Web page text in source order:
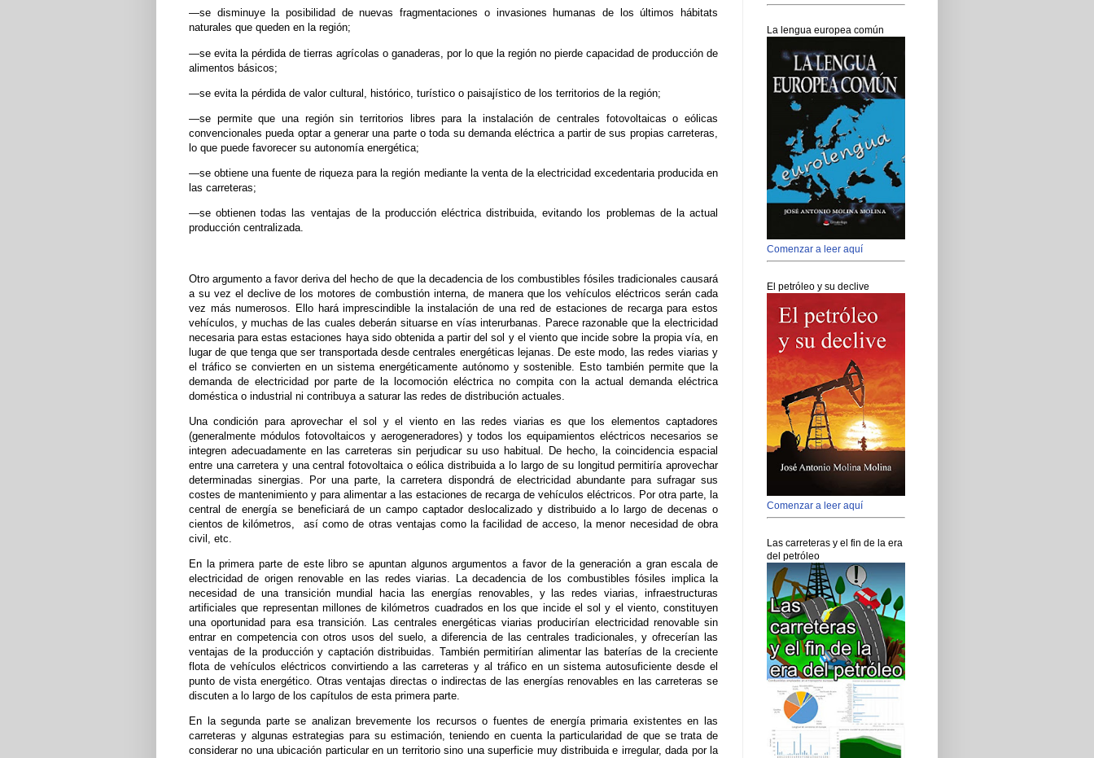
—se disminuye la posibilidad de nuevas fragmentaciones o invasiones humanas de los últimos hábitats
naturales que queden en la región;
—se evita la pérdida de tierras agrícolas o ganaderas, por lo que la región no pierde capacidad de producción de
alimentos básicos;
—se evita la pérdida de valor cultural, histórico, turístico o paisajístico de los territorios de la región;
—se permite que una región sin territorios libres para la instalación de centrales fotovoltaicas o eólicas
convencionales pueda optar a generar una parte o toda su demanda eléctrica a partir de sus propias carreteras,
lo que puede favorecer su autonomía energética;
—se obtiene una fuente de riqueza para la región mediante la venta de la electricidad excedentaria producida en
las carreteras;
—se obtienen todas las ventajas de la producción eléctrica distribuida, evitando los problemas de la actual
producción centralizada.
Otro argumento a favor deriva del hecho de que la decadencia de los combustibles fósiles tradicionales causará
a su vez el declive de los motores de combustión interna, de manera que los vehículos eléctricos serán cada
vez más numerosos. Ello hará imprescindible la instalación de una red de estaciones de recarga para estos
vehículos, y muchas de las cuales deberán situarse en vías interurbanas. Parece razonable que la electricidad
necesaria para estas estaciones haya sido obtenida a partir del sol y el viento que incide sobre la propia vía, en
lugar de que tenga que ser transportada desde centrales energéticas lejanas. De este modo, las redes viarias y
el tráfico se convierten en un sistema energéticamente autónomo y sostenible. Esto también permite que la
demanda de electricidad por parte de la locomoción eléctrica no compita con la actual demanda eléctrica
doméstica o industrial ni contribuya a saturar las redes de distribución actuales.
Una condición para aprovechar el sol y el viento en las redes viarias es que los elementos captadores
(generalmente módulos fotovoltaicos y aerogeneradores) y todos los equipamientos eléctricos necesarios se
integren adecuadamente en las carreteras sin perjudicar su uso habitual. De hecho, la coincidencia espacial
entre una carretera y una central fotovoltaica o eólica distribuida a lo largo de su longitud permitiría aprovechar
determinadas sinergias. Por una parte, la carretera dispondrá de electricidad abundante para sufragar sus
costes de mantenimiento y para alimentar a las estaciones de recarga de vehículos eléctricos. Por otra parte, la
central de energía se beneficiará de un campo captador deslocalizado y distribuido a lo largo de decenas o
cientos de kilómetros, así como de otras ventajas como la facilidad de acceso, la menor necesidad de obra
civil, etc.
En la primera parte de este libro se apuntan algunos argumentos a favor de la generación a gran escala de
electricidad de origen renovable en las redes viarias. La decadencia de los combustibles fósiles implica la
necesidad de una transición mundial hacia las energías renovables, y las redes viarias, infraestructuras
artificiales que representan millones de kilómetros cuadrados en los que incide el sol y el viento, constituyen
una oportunidad para esa transición. Las centrales energéticas viarias producirían electricidad renovable sin
entrar en competencia con otros usos del suelo, a diferencia de las centrales tradicionales, y ofrecerían las
ventajas de la producción y captación distribuidas. También permitirían alimentar las baterías de la creciente
flota de vehículos eléctricos convirtiendo a las carreteras y al tráfico en un sistema autosuficiente desde el
punto de vista energético. Otras ventajas directas o indirectas de las energías renovables en las carreteras se
discuten a lo largo de los capítulos de esta primera parte.
En la segunda parte se analizan brevemente los recursos o fuentes de energía primaria existentes en las
carreteras y algunas estrategias para su estimación, teniendo en cuenta la particularidad de que se trata de
considerar no una ubicación particular en un territorio sino una superficie muy distribuida e irregular, dada por la
La lengua europea común
Comenzar a leer aquí
El petróleo y su declive
Comenzar a leer aquí
Las carreteras y el fin de la era
del petróleo